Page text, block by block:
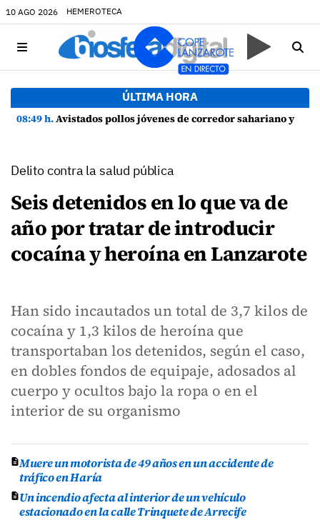
10 AGO 2026 HEMEROTECA
ÚLTIMA HORA
08:49 h.Avistados pollos jóvenes de corredor sahariano y episodios de cortejo de hubara cerca del rally de Lanzarote
Delito contra la salud pública
Seis detenidos en lo que va de
año por tratar de introducir
cocaína y heroína en Lanzarote
Han sido incautados un total de 3,7 kilos de
cocaína y 1,3 kilos de heroína que
transportaban los detenidos, según el caso,
en dobles fondos de equipaje, adosados al
cuerpo y ocultos bajo la ropa o en el
interior de su organismo
Muere un motorista de 49 años en un accidente de
tráfico en Haría
Un incendio afecta al interior de un vehículo
estacionado en la calle Trinquete de Arrecife